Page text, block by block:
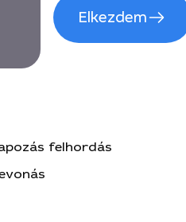
Elkezdem
felhordás